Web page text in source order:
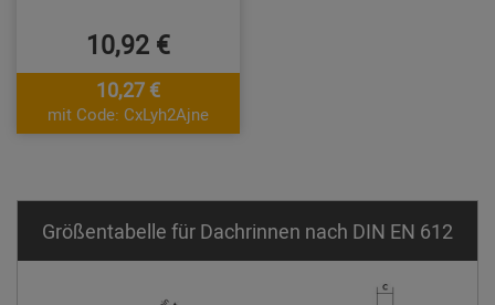
10,92 €
10,27 €
mit Code: CxLyh2Ajne
Größentabelle für Dachrinnen nach DIN EN 612